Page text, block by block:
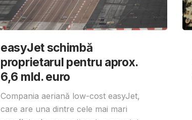
easyJet schimbă
proprietarul pentru aprox.
6,6 mld. euro
Compania aeriană low-cost easyJet,
care are una dintre cele mai mari